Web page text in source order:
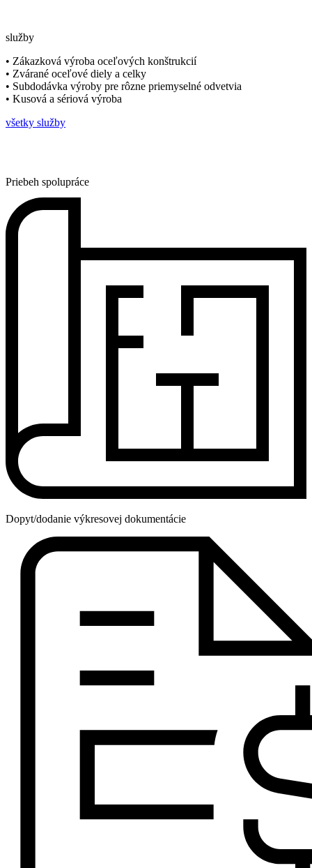
služby
• Zákazková výroba oceľových konštrukcií
• Zvárané oceľové diely a celky
• Subdodávka výroby pre rôzne priemyselné odvetvia
• Kusová a sériová výroba
všetky služby
Priebeh spolupráce
Dopyt/dodanie výkresovej dokumentácie